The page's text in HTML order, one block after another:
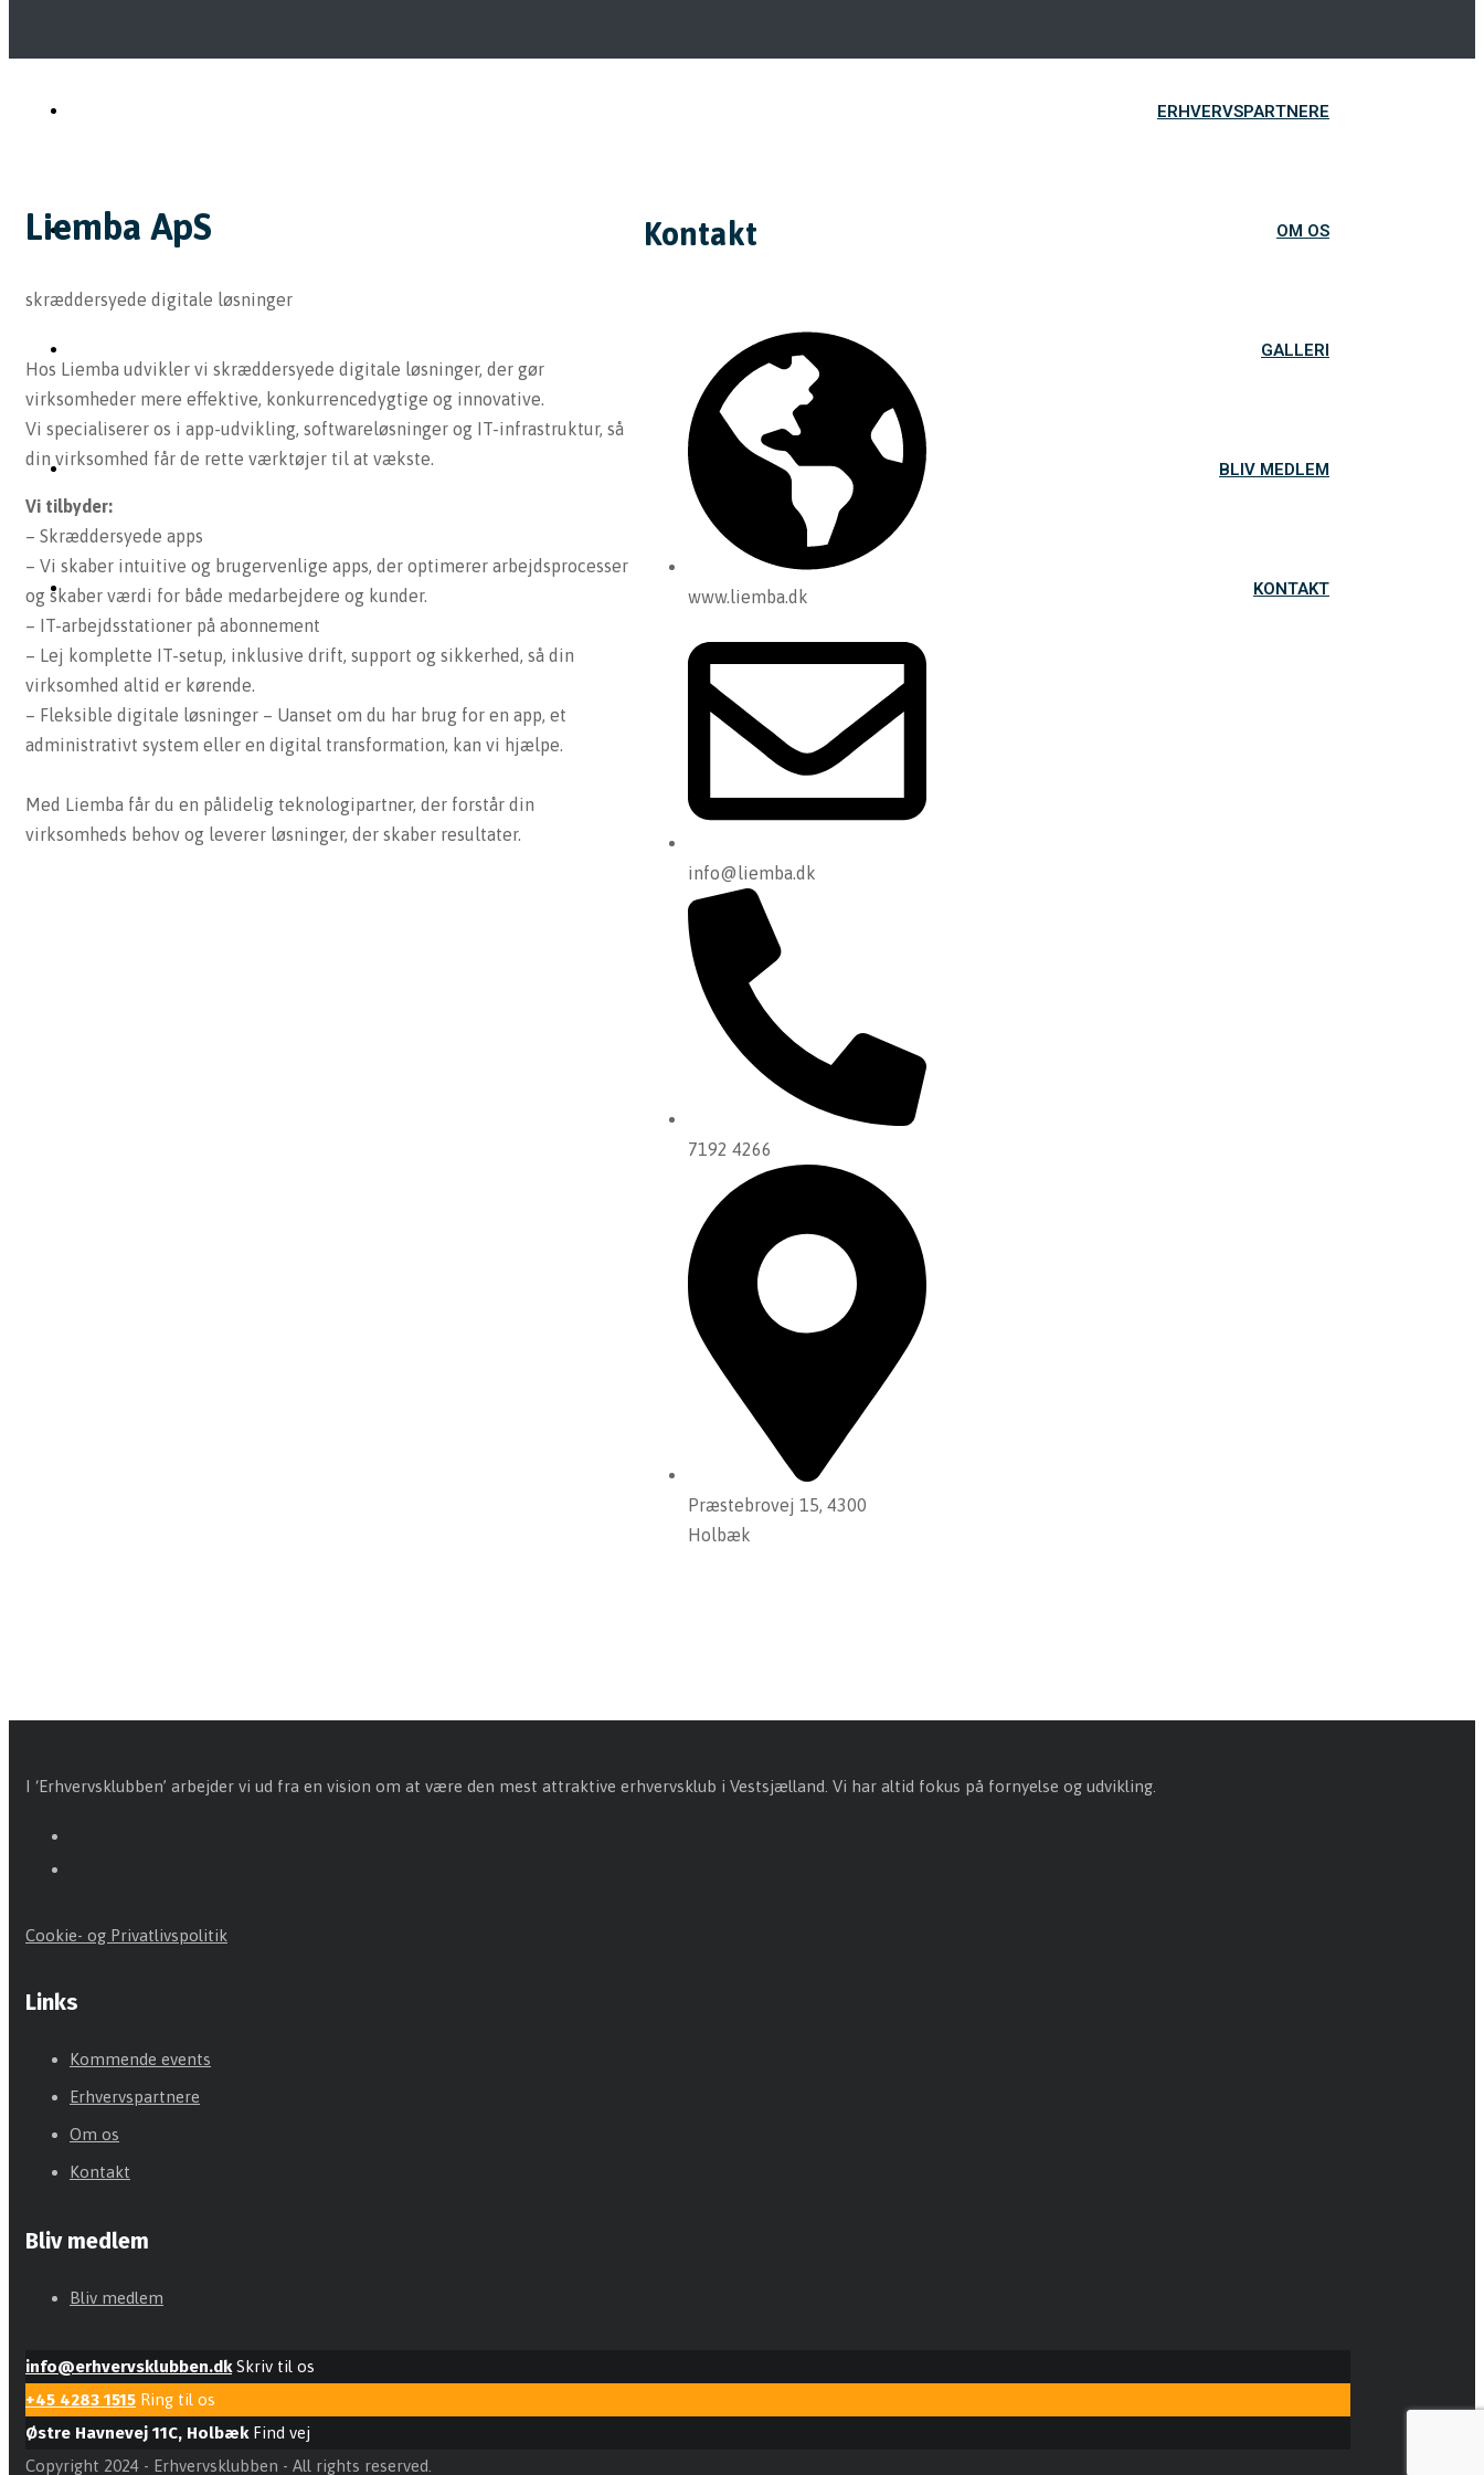
ERHVERVSPARTNERE
OM OS
GALLERI
BLIV MEDLEM
KONTAKT
Liemba ApS
skræddersyede digitale løsninger
Hos Liemba udvikler vi skræddersyede digitale løsninger, der gør
virksomheder mere effektive, konkurrencedygtige og innovative.
Vi specialiserer os i app-udvikling, softwareløsninger og IT-infrastruktur, så
din virksomhed får de rette værktøjer til at vækste.
Vi tilbyder:
– Skræddersyede apps
– Vi skaber intuitive og brugervenlige apps, der optimerer arbejdsprocesser
og skaber værdi for både medarbejdere og kunder.
– IT-arbejdsstationer på abonnement
– Lej komplette IT-setup, inklusive drift, support og sikkerhed, så din
virksomhed altid er kørende.
– Fleksible digitale løsninger – Uanset om du har brug for en app, et
administrativt system eller en digital transformation, kan vi hjælpe.
Med Liemba får du en pålidelig teknologipartner, der forstår din
virksomheds behov og leverer løsninger, der skaber resultater.
Kontakt
www.liemba.dk
info@liemba.dk
7192 4266
Præstebrovej 15, 4300
Holbæk
I ‘Erhvervsklubben’ arbejder vi ud fra en vision om at være den mest attraktive erhvervsklub i Vestsjælland. Vi har altid fokus på fornyelse og udvikling.
Cookie- og Privatlivspolitik
Links
Kommende events
Erhvervspartnere
Om os
Kontakt
Bliv medlem
Bliv medlem
info@erhvervsklubben.dk Skriv til os
+45 4283 1515 Ring til os
Østre Havnevej 11C, Holbæk Find vej
Copyright 2024 - Erhvervsklubben - All rights reserved.